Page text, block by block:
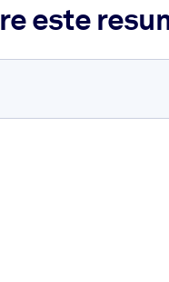
este